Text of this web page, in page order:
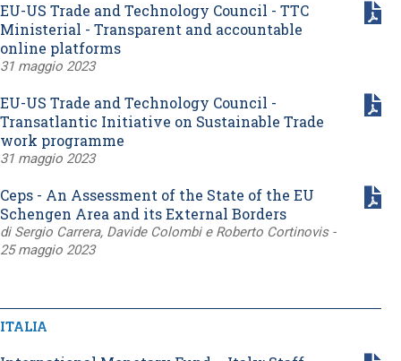
EU-US Trade and Technology Council - TTC
Ministerial - Transparent and accountable
online platforms
31 maggio 2023
EU-US Trade and Technology Council -
Transatlantic Initiative on Sustainable Trade
work programme
31 maggio 2023
Ceps - An Assessment of the State of the EU
Schengen Area and its External Borders
di Sergio Carrera, Davide Colombi e Roberto Cortinovis -
25 maggio 2023
ITALIA